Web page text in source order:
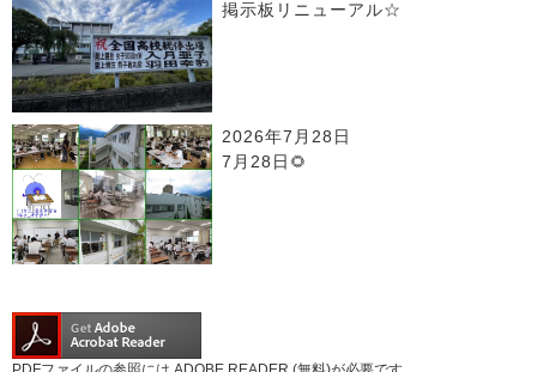
掲示板リニューアル☆
2026年7月28日
7月28日🌻